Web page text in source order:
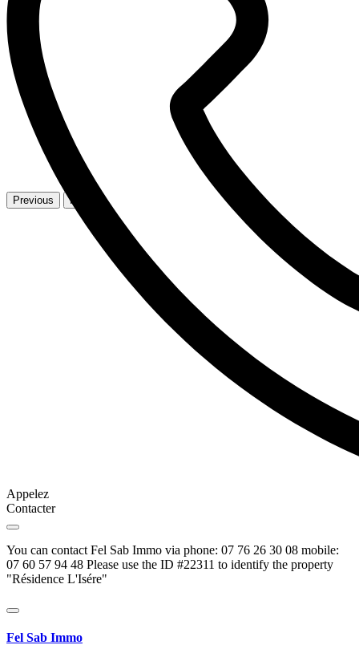
Previous Next
Appelez
Contacter
You can contact Fel Sab Immo via phone: 07 76 26 30 08 mobile:
07 60 57 94 48 Please use the ID #22311 to identify the property
"Résidence L'Isére"
Fel Sab Immo